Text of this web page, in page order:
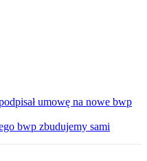
umowę na nowe bwp
bwp zbudujemy sami